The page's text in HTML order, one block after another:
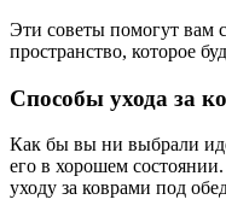
Эти советы помогут вам
пространство, которое
Способы ухода за
Как бы вы ни выбрали
его в хорошем
уходу за коврами под